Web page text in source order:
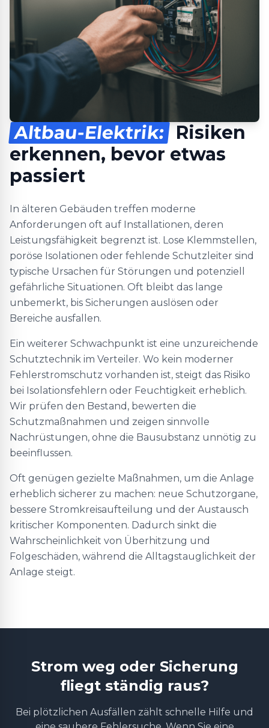
Altbau-Elektrik: Risiken
erkennen, bevor etwas
passiert
In älteren Gebäuden treffen moderne
Anforderungen oft auf Installationen, deren
Leistungsfähigkeit begrenzt ist. Lose Klemmstellen,
poröse Isolationen oder fehlende Schutzleiter sind
typische Ursachen für Störungen und potenziell
gefährliche Situationen. Oft bleibt das lange
unbemerkt, bis Sicherungen auslösen oder
Bereiche ausfallen.
Ein weiterer Schwachpunkt ist eine unzureichende
Schutztechnik im Verteiler. Wo kein moderner
Fehlerstromschutz vorhanden ist, steigt das Risiko
bei Isolationsfehlern oder Feuchtigkeit erheblich.
Wir prüfen den Bestand, bewerten die
Schutzmaßnahmen und zeigen sinnvolle
Nachrüstungen, ohne die Bausubstanz unnötig zu
beeinflussen.
Oft genügen gezielte Maßnahmen, um die Anlage
erheblich sicherer zu machen: neue Schutzorgane,
bessere Stromkreisaufteilung und der Austausch
kritischer Komponenten. Dadurch sinkt die
Wahrscheinlichkeit von Überhitzung und
Folgeschäden, während die Alltagstauglichkeit der
Anlage steigt.
Strom weg oder Sicherung
fliegt ständig raus?
Bei plötzlichen Ausfällen zählt schnelle Hilfe und